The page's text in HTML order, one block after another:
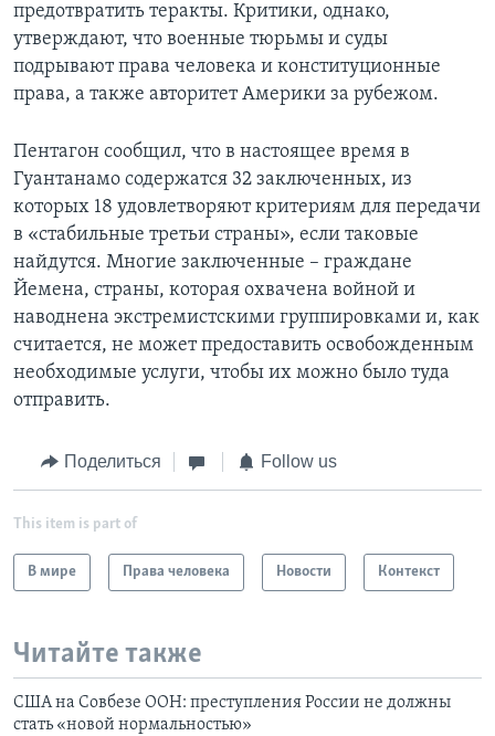
предотвратить теракты. Критики, однако,
утверждают, что военные тюрьмы и суды
подрывают права человека и конституционные
права, а также авторитет Америки за рубежом.
Пентагон сообщил, что в настоящее время в
Гуантанамо содержатся 32 заключенных, из
которых 18 удовлетворяют критериям для передачи
в «стабильные третьи страны», если таковые
найдутся. Многие заключенные – граждане
Йемена, страны, которая охвачена войной и
наводнена экстремистскими группировками и, как
считается, не может предоставить освобожденным
необходимые услуги, чтобы их можно было туда
отправить.
Поделиться Follow us
This item is part of
В мире Права человека Новости Контекст
Читайте также
США на Совбезе ООН: преступления России не должны
стать «новой нормальностью»